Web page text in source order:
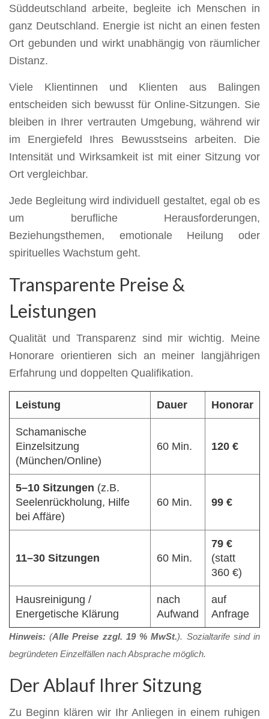
Süddeutschland arbeite, begleite ich Menschen in
ganz Deutschland. Energie ist nicht an einen festen
Ort gebunden und wirkt unabhängig von räumlicher
Distanz.
Viele Klientinnen und Klienten aus Balingen
entscheiden sich bewusst für Online-Sitzungen. Sie
bleiben in Ihrer vertrauten Umgebung, während wir
im Energiefeld Ihres Bewusstseins arbeiten. Die
Intensität und Wirksamkeit ist mit einer Sitzung vor
Ort vergleichbar.
Jede Begleitung wird individuell gestaltet, egal ob es
um berufliche Herausforderungen,
Beziehungsthemen, emotionale Heilung oder
spirituelles Wachstum geht.
Transparente Preise &
Leistungen
Qualität und Transparenz sind mir wichtig. Meine
Honorare orientieren sich an meiner langjährigen
Erfahrung und doppelten Qualifikation.
Leistung Dauer Honorar
Schamanische
Einzelsitzung
(München/Online)
60 Min. 120 €
5–10 Sitzungen (z.B.
Seelenrückholung, Hilfe
bei Affäre)
60 Min. 99 €
11–30 Sitzungen 60 Min.
79 €
(statt
360 €)
Hausreinigung /
Energetische Klärung
nach
Aufwand
auf
Anfrage
Hinweis: (Alle Preise zzgl. 19 % MwSt.). Sozialtarife sind in
begründeten Einzelfällen nach Absprache möglich.
Der Ablauf Ihrer Sitzung
Zu Beginn klären wir Ihr Anliegen in einem ruhigen